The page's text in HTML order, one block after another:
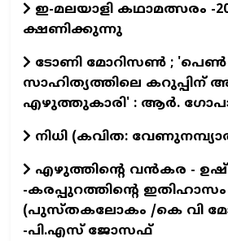
ഇ-മലയാളി കഥാമത്സരം -
ക്ഷണിക്കുന്നു
ടോണി മോറിസൺ ; 'പെൺ
സാഹിത്യത്തിലെ കറുപ്പിന്
എഴുത്തുകാരി' : ആർ.
നിധി (കവിത:
എഴുത്തിന്റെ വന്‍കര -
-കരപ്പുറത്തിന്റെ ഇതിഹാസം
(പുസ്തകലോകം /കെ വി
-പി.എസ് ജോസഫ്‌